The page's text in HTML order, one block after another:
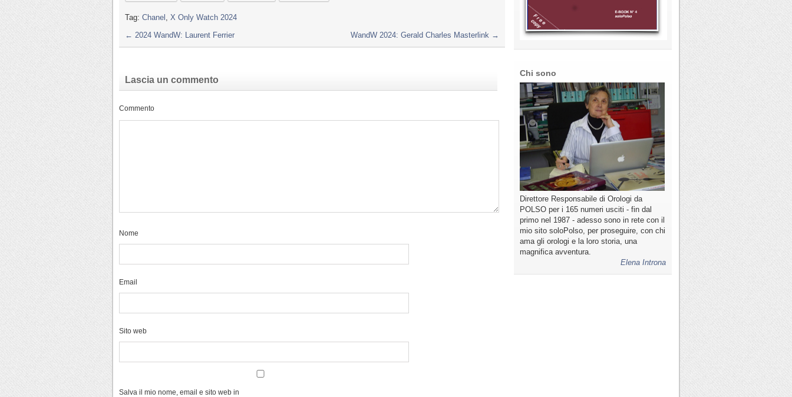
Tag: Chanel , X Only Watch 2024
← 2024 WandW: Laurent Ferrier WandW 2024: Gerald Charles Masterlink →
Lascia un commento
Commento
Nome
Email
Sito web
Salva il mio nome, email e sito web in
Chi sono
Direttore Responsabile di Orologi da
POLSO per i 165 numeri usciti - fin dal
primo nel 1987 - adesso sono in rete con il
mio sito soloPolso, per proseguire, con chi
ama gli orologi e la loro storia, una
magnifica avventura.
Elena Introna